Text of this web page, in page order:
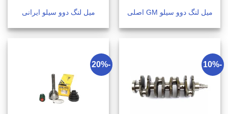
میل لنگ دوو سیلو GM اصلی میل لنگ دوو سیلو ایرانی
-10%
-20%